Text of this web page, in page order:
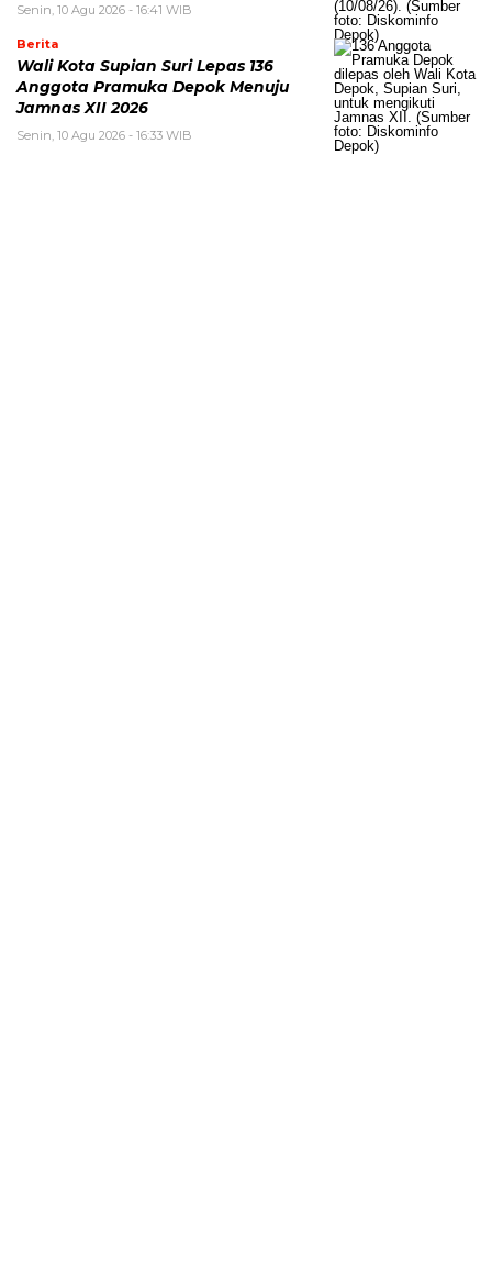
Senin, 10 Agu 2026 - 16:41 WIB
Berita
Wali Kota Supian Suri Lepas 136
Anggota Pramuka Depok Menuju
Jamnas XII 2026
Senin, 10 Agu 2026 - 16:33 WIB